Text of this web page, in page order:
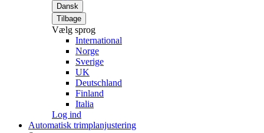
Dansk
Tilbage
Vælg sprog
International
Norge
Sverige
UK
Deutschland
Finland
Italia
Log ind
Automatisk trimplanjustering